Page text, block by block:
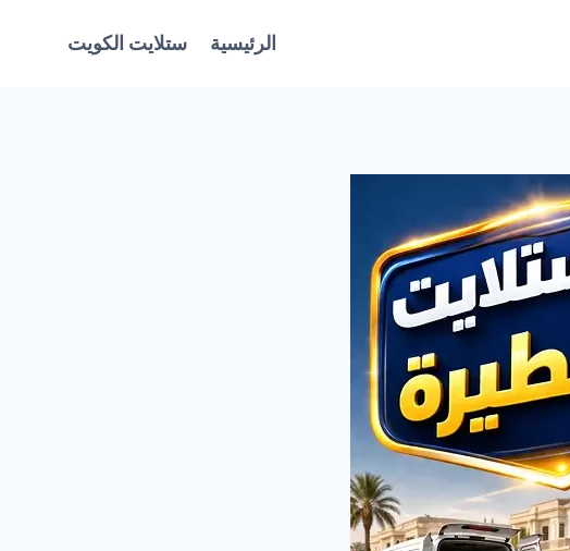
الرئيسية ستلايت الكويت